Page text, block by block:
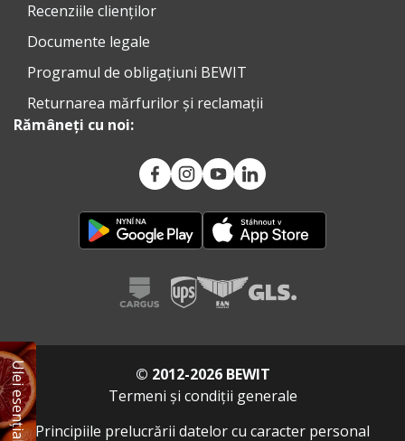
Recenziile clienților
Documente legale
Programul de obligațiuni BEWIT
Returnarea mărfurilor și reclamații
Rămâneți cu noi:
© 2012-2026 BEWIT
Termeni și condiții generale
Principiile prelucrării datelor cu caracter personal